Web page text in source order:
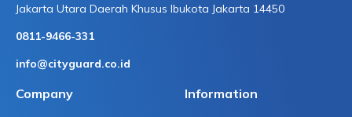
Jakarta Utara Daerah Khusus Ibukota Jakarta 14450
0811-9466-331
info@cityguard.co.id
Company Information